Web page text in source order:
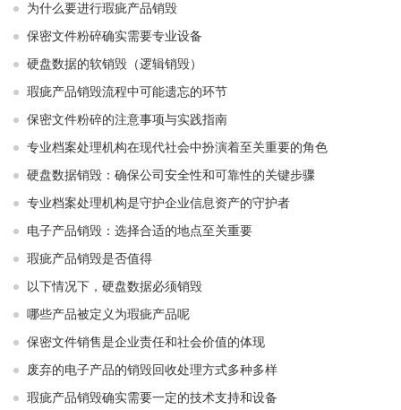
为什么要进行瑕疵产品销毁
保密文件粉碎确实需要专业设备
硬盘数据的软销毁（逻辑销毁）
瑕疵产品销毁流程中可能遗忘的环节
保密文件粉碎的注意事项与实践指南
专业档案处理机构在现代社会中扮演着至关重要的角色
硬盘数据销毁：确保公司安全性和可靠性的关键步骤
专业档案处理机构是守护企业信息资产的守护者
电子产品销毁：选择合适的地点至关重要
瑕疵产品销毁是否值得
以下情况下，硬盘数据必须销毁
哪些产品被定义为瑕疵产品呢
保密文件销售是企业责任和社会价值的体现
废弃的电子产品的销毁回收处理方式多种多样
瑕疵产品销毁确实需要一定的技术支持和设备